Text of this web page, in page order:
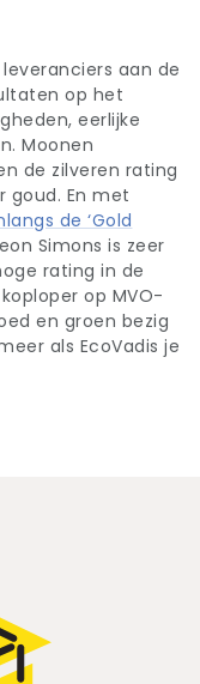
aan de
op het
eerlijke
Moonen
de zilveren rating
goud. En met
de ‘Gold
Simons is zeer
rating in de
op MVO-
en groen bezig
als EcoVadis je